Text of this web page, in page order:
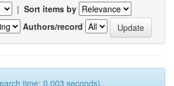
| Sort items by
Authors/record
time: 0.003 seconds).